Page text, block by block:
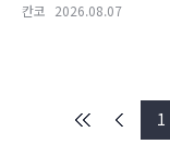
칸코 2026.08.07
1